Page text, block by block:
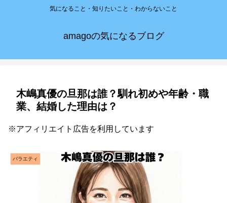
気になること・知りたいこと・わからないこと
amagoの気になるブログ
木嶋真優の旦那は誰？馴れ初めや年齢・職
業、結婚した理由は？
※アフィリエイト広告を利用しています
バラエティ